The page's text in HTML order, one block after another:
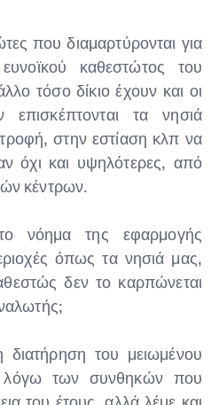
που διαμαρτύρονται για
καθεστώτος του
τόσο δίκιο έχουν και οι
τα νησιά
στην εστίαση κλπ να
όχι και υψηλότερες, από
κέντρων.
νόημα της εφαρμογής
όπως τα νησιά μας,
δεν το καρπώνεται
διατήρηση του μειωμένου
λόγω των συνθηκών που